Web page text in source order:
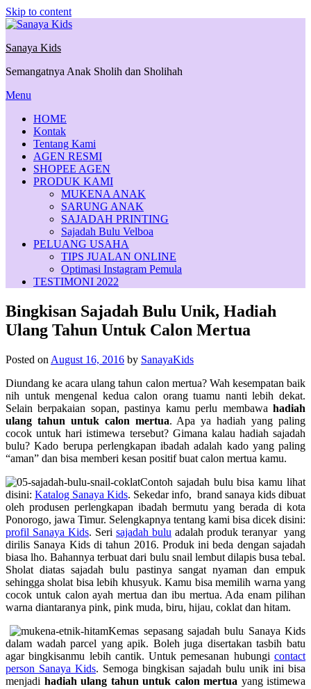
Skip to content
Sanaya Kids
Semangatnya Anak Sholih dan Sholihah
Menu
HOME
Kontak
Tentang Kami
AGEN RESMI
SHOPEE AGEN
PRODUK KAMI
MUKENA ANAK
SARUNG ANAK
SAJADAH PRINTING
Sajadah Bulu Velboa
PELUANG USAHA
TIPS JUALAN ONLINE
Optimasi Instagram Pemula
TESTIMONI 2022
Bingkisan Sajadah Bulu Unik, Hadiah
Ulang Tahun Untuk Calon Mertua
Posted on August 16, 2016 by SanayaKids
Diundang ke acara ulang tahun calon mertua? Wah kesempatan baik
nih untuk mengenal kedua calon orang tuamu nanti lebih dekat.
Selain berpakaian sopan, pastinya kamu perlu membawa hadiah
ulang tahun untuk calon mertua. Apa ya hadiah yang paling
cocok untuk hari istimewa tersebut? Gimana kalau hadiah sajadah
bulu? Kado berupa perlengkapan ibadah adalah kado yang paling
“aman” dan bisa memberi kesan positif buat calon mertua kamu.
Contoh sajadah bulu bisa kamu lihat
disini: Katalog Sanaya Kids. Sekedar info, brand sanaya kids dibuat
oleh produsen perlengkapan ibadah bermutu yang berada di kota
Ponorogo, jawa Timur. Selengkapnya tentang kami bisa dicek disini:
profil Sanaya Kids. Seri sajadah bulu adalah produk teranyar yang
dirilis Sanaya Kids di tahun 2016. Produk ini beda dengan sajadah
biasa lho. Bahannya terbuat dari bulu snail lembut dilapis busa tebal.
Sholat diatas sajadah bulu pastinya sangat nyaman dan empuk
sehingga sholat bisa lebih khusyuk. Kamu bisa memilih warna yang
cocok untuk calon ayah mertua dan ibu mertua. Ada enam pilihan
warna diantaranya pink, pink muda, biru, hijau, coklat dan hitam.
Kemas sepasang sajadah bulu Sanaya Kids
dalam wadah parcel yang apik. Boleh juga disertakan tasbih batu
agar bingkisanmu lebih cantik. Untuk pemesanan hubungi contact
person Sanaya Kids. Semoga bingkisan sajadah bulu unik ini bisa
menjadi hadiah ulang tahun untuk calon mertua yang istimewa